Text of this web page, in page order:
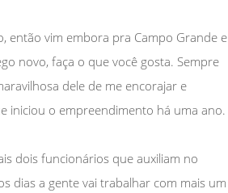
então vim embora pra Campo Grande e
novo, faça o que você gosta. Sempre
dele de me encorajar e
iniciou o empreendimento há uma ano.
dois funcionários que auxiliam no
dias a gente vai trabalhar com mais um